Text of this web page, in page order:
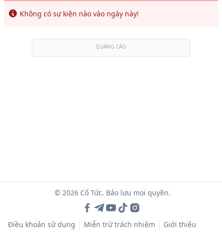
Info
Không có sự kiện nào vào ngày này!
QUẢNG CÁO
© 2026 Cổ Tức. Bảo lưu mọi quyền.
Điều khoản sử dụng Miễn trừ trách nhiệm Giới thiệu